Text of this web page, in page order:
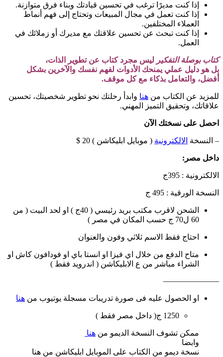
إذا كنت مديرًا ترغب في تحسين قيادتك وبناء فرق متوازنة.
إذا كنت تعمل في مجال المبيعات وتحتاج إلى فهم أنماط
العملاء المختلفين.
إذا كنت تبحث عن تحسين علاقتك مع مديرك أو زملائك في
العمل.
كتاب بوصلة التفكير ليس مجرد كتاب عن تطوير الذات،
بل هو دليل عملي يمنحك الأدوات لفهم نفسك والآخرين بشكل
أفضل، والتعامل بذكاء مع كل موقف.
للمزيد عن الكتاب من هنا وابدأ رحلتك نحو تطوير شخصيتك، تحسين
علاقاتك، وتحقيق التميز المهني.
احصل على نسختك الآن
– النسخة الالكترونية ( موبايل ابليكاشن ) 20 $
داخل مصر:
الالكترونية : 395ج
النسخة الورقية : 495 ج
الشحن لاقرب مكتب بريد رئيسي ( 40ج ) او لحد البيت ( من
60 ل70 ج حسب المكان في مصر )
احتاج فقط الاسم ثلاثي وفون والعنوان
متاح الدفع من خلال اي فيزا او انستا باي او فودافون كاش او
الشراء مباشر من ع الابليكاشن ( اندرويد فقط )
———————
او الحصول عليه فى صورة تدريبات مسجلة يوتيوب من هنا
1250 ج( داخل مصر فقط )
ممكن تشوف النسخة الديمو من هنا
وابضا
نسخة ديمو من الكتاب على الموبايل ابليكاشن من هنا